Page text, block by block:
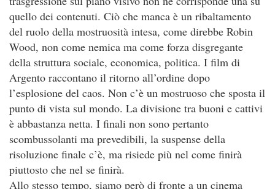
quello dei contenuti. Ciò che manca è un ribaltamento
del ruolo della mostruosità intesa, come direbbe Robin
Wood, non come nemica ma come forza disgregante
della struttura sociale, economica, politica. I film di
Argento raccontano il ritorno all’ordine dopo
l’esplosione del caos. Non c’è un mostruoso che sposta il
punto di vista sul mondo. La divisione tra buoni e cattivi
è abbastanza netta. I finali non sono pertanto
scombussolanti ma prevedibili, la suspense della
risoluzione finale c’è, ma risiede più nel come finirà
piuttosto che nel se finirà.
Allo stesso tempo, siamo però di fronte a un cinema